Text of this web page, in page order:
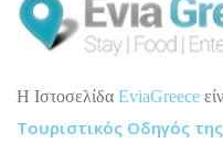
H Ιστοσελίδα EviaGreece
Τουριστικός Οδηγός